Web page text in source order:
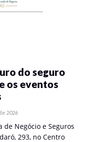
do seguro
os eventos
2026
de Negócio e Seguros
293, no Centro